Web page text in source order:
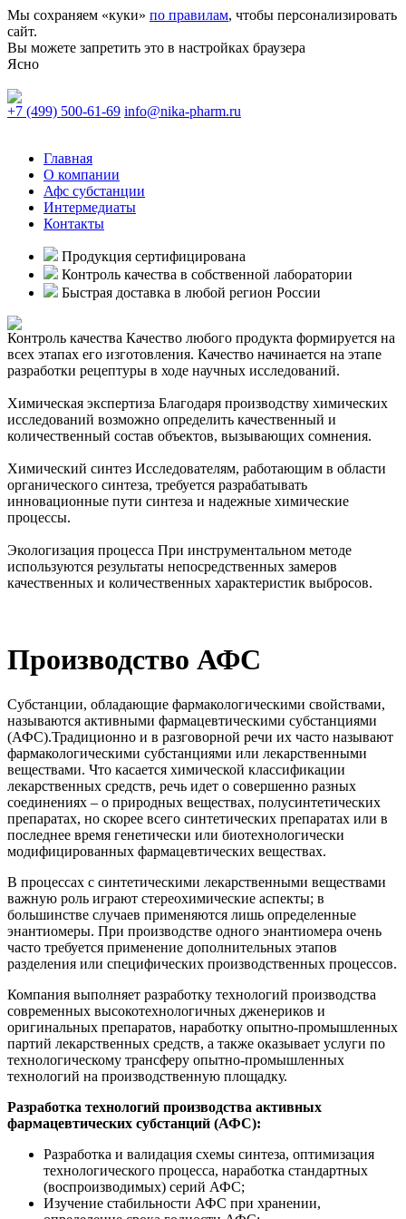
Мы сохраняем «куки» по правилам, чтобы персонализировать
сайт.
Вы можете запретить это в настройках браузера
Ясно
+7 (499) 500-61-69 info@nika-pharm.ru
Главная
О компании
Афс субстанции
Интермедиаты
Контакты
Продукция сертифицирована
Контроль качества в собственной лаборатории
Быстрая доставка в любой регион России
Контроль качества Качество любого продукта формируется на
всех этапах его изготовления. Качество начинается на этапе
разработки рецептуры в ходе научных исследований.
Химическая экспертиза Благодаря производству химических
исследований возможно определить качественный и
количественный состав объектов, вызывающих сомнения.
Химический синтез Исследователям, работающим в области
органического синтеза, требуется разрабатывать
инновационные пути синтеза и надежные химические
процессы.
Экологизация процесса При инструментальном методе
используются результаты непосредственных замеров
качественных и количественных характеристик выбросов.
Производство АФС
Субстанции, обладающие фармакологическими свойствами,
называются активными фармацевтическими субстанциями
(АФС).Традиционно и в разговорной речи их часто называют
фармакологическими субстанциями или лекарственными
веществами. Что касается химической классификации
лекарственных средств, речь идет о совершенно разных
соединениях – о природных веществах, полусинтетических
препаратах, но скорее всего синтетических препаратах или в
последнее время генетически или биотехнологически
модифицированных фармацевтических веществах.
В процессах с синтетическими лекарственными веществами
важную роль играют стереохимические аспекты; в
большинстве случаев применяются лишь определенные
энантиомеры. При производстве одного энантиомера очень
часто требуется применение дополнительных этапов
разделения или специфических производственных процессов.
Компания выполняет разработку технологий производства
современных высокотехнологичных дженериков и
оригинальных препаратов, наработку опытно-промышленных
партий лекарственных средств, а также оказывает услуги по
технологическому трансферу опытно-промышленных
технологий на производственную площадку.
Разработка технологий производства активных
фармацевтических субстанций (АФС):
Разработка и валидация схемы синтеза, оптимизация
технологического процесса, наработка стандартных
(воспроизводимых) серий АФС;
Изучение стабильности АФС при хранении,